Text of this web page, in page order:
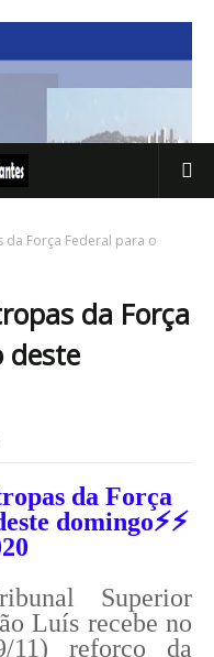
da Força Federal para o
da Força
deste
da Força
domingo⚡⚡
Superior
Luís recebe no
11) reforço da